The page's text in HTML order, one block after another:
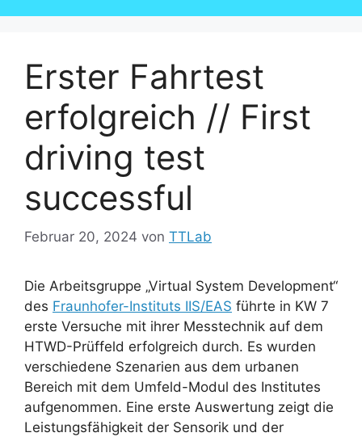
Erster Fahrtest
erfolgreich // First
driving test
successful
Februar 20, 2024 von TTLab
Die Arbeitsgruppe „Virtual System Development“
des Fraunhofer-Instituts IIS/EAS führte in KW 7
erste Versuche mit ihrer Messtechnik auf dem
HTWD-Prüffeld erfolgreich durch. Es wurden
verschiedene Szenarien aus dem urbanen
Bereich mit dem Umfeld-Modul des Institutes
aufgenommen. Eine erste Auswertung zeigt die
Leistungsfähigkeit der Sensorik und der